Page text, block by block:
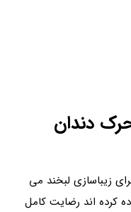
دندان
زیباسازی لبخند می
کرده اند رضایت کامل